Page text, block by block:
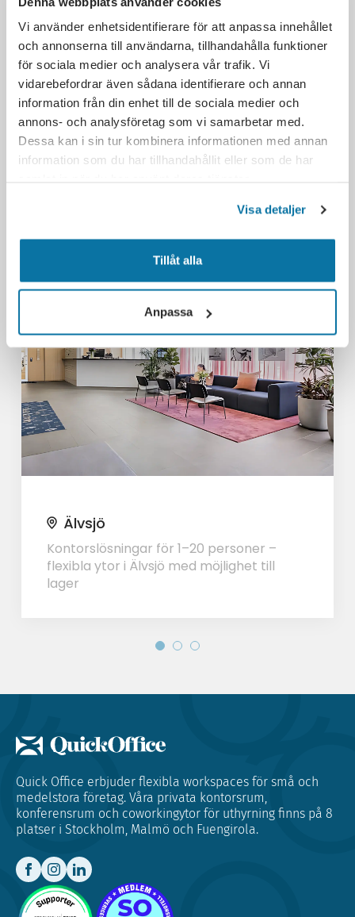
Vi använder enhetsidentifierare för att anpassa innehållet
och annonserna till användarna, tillhandahålla funktioner
för sociala medier och analysera vår trafik. Vi
vidarebefordrar även sådana identifierare och annan
information från din enhet till de sociala medier och
annons- och analysföretag som vi samarbetar med.
Dessa kan i sin tur kombinera informationen med annan
information som du har tillhandahållit eller som de har
Visa detaljer
Tillåt alla
Anpassa
Varuvägen 9 125 30 Älvsjö
Telefon
E-post
info@quickoffice.se
Liknande kontor/nära kontor
Älvsjö
Kontorslösningar för 1–20 personer –
flexibla ytor i Älvsjö med möjlighet till
lager
Quick Office erbjuder flexibla workspaces för små och
medelstora företag. Våra privata kontorsrum,
konferensrum och coworkingytor för uthyrning finns på 8
platser i Stockholm, Malmö och Fuengirola.